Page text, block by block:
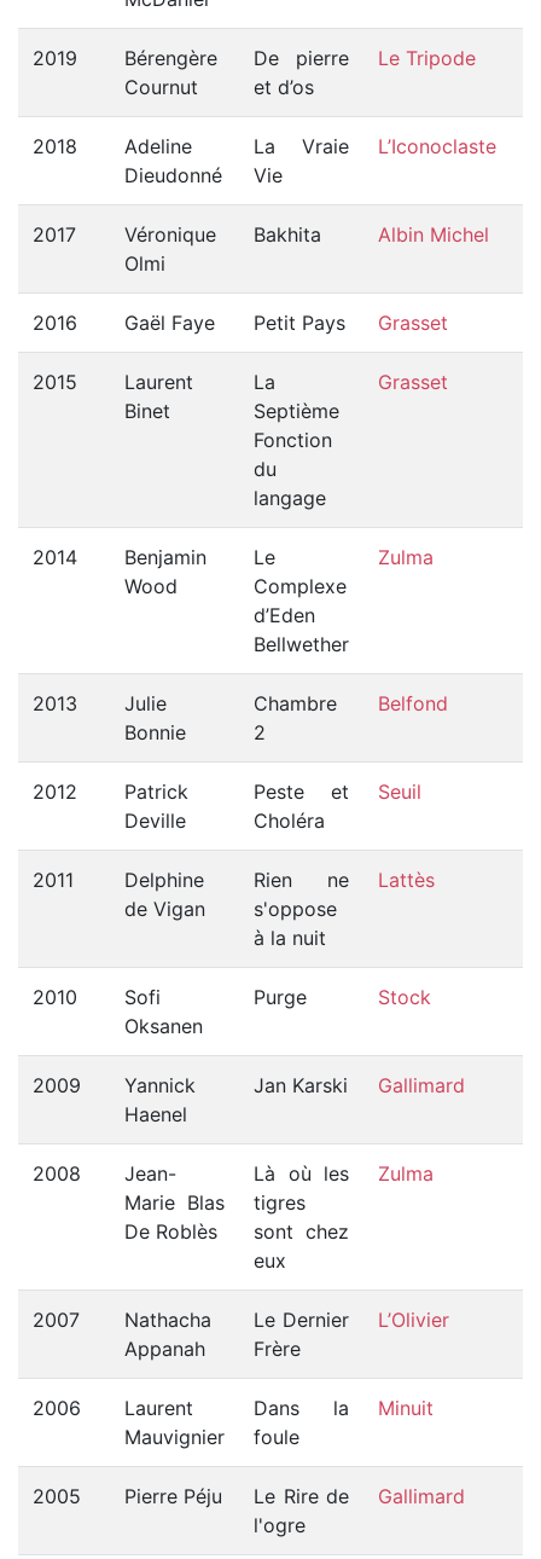
2019
Bérengère
Cournut
De pierre
et d’os
Le Tripode
2018
Adeline
Dieudonné
La Vraie
Vie
L’Iconoclaste
2017
Véronique
Olmi
Bakhita Albin Michel
2016 Gaël Faye Petit Pays Grasset
2015
Laurent
Binet
La
Septième
Fonction
du
langage
Grasset
2014
Benjamin
Wood
Le
Complexe
d’Eden
Bellwether
Zulma
2013
Julie
Bonnie
Chambre
2
Belfond
2012
Patrick
Deville
Peste et
Choléra
Seuil
2011
Delphine
de Vigan
Rien ne
s'oppose
à la nuit
Lattès
2010
Sofi
Oksanen
Purge Stock
2009
Yannick
Haenel
Jan Karski Gallimard
2008
Jean-
Marie Blas
De Roblès
Là où les
tigres
sont chez
eux
Zulma
2007
Nathacha
Appanah
Le Dernier
Frère
L’Olivier
2006
Laurent
Mauvignier
Dans la
foule
Minuit
2005 Pierre Péju
Le Rire de
l'ogre
Gallimard